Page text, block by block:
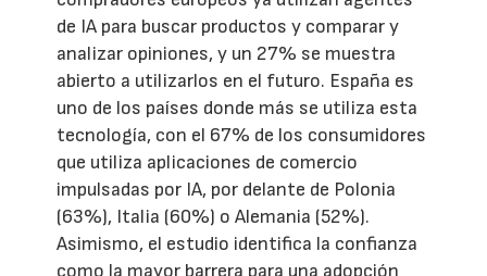
de IA para buscar productos y comparar y
analizar opiniones, y un 27% se muestra
abierto a utilizarlos en el futuro. España es
uno de los países donde más se utiliza esta
tecnología, con el 67% de los consumidores
que utiliza aplicaciones de comercio
impulsadas por IA, por delante de Polonia
(63%), Italia (60%) o Alemania (52%).
Asimismo, el estudio identifica la confianza
como la mayor barrera para una adopción